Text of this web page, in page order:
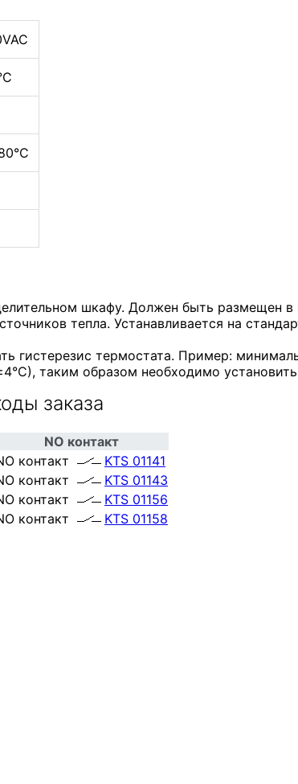
шкафу. Должен быть размещен
тепла. Устанавливается на
гистерезис термостата. Пример:
таким образом необходимо
заказа
NO контакт
контакт
KTS 01141
контакт
KTS 01143
контакт
KTS 01156
контакт KTS 01158